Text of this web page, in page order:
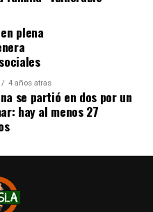
continúan circulando por
de Tomás Ross.
plena
4 años atras
se partió en dos por un
hay al menos 27